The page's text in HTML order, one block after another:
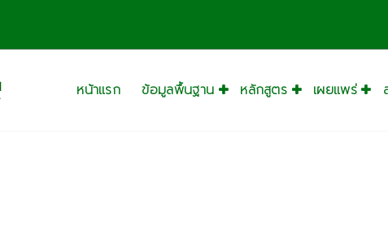
หน้าแรก ข้อมูลพื้นฐาน หลักสูตร เผยแพร่